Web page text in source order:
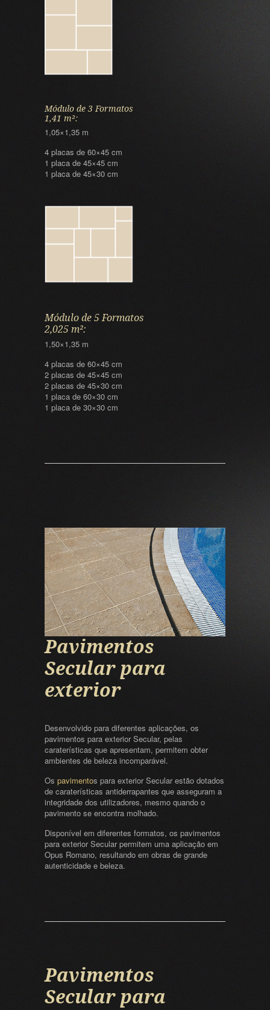
Módulo de 3 Formatos
1,41 m²:
1,05×1,35 m
4 placas de 60×45 cm
1 placa de 45×45 cm
1 placa de 45×30 cm
Módulo de 5 Formatos
2,025 m²:
1,50×1,35 m
4 placas de 60×45 cm
2 placas de 45×45 cm
2 placas de 45×30 cm
1 placa de 60×30 cm
1 placa de 30×30 cm
Pavimentos
Secular para
exterior
Desenvolvido para diferentes aplicações, os
pavimentos para exterior Secular, pelas
caraterísticas que apresentam, permitem obter
ambientes de beleza incomparável.
Os pavimentos para exterior Secular estão dotados
de caraterísticas antiderrapantes que asseguram a
integridade dos utilizadores, mesmo quando o
pavimento se encontra molhado.
Disponível em diferentes formatos, os pavimentos
para exterior Secular permitem uma aplicação em
Opus Romano, resultando em obras de grande
autenticidade e beleza.
Pavimentos
Secular para